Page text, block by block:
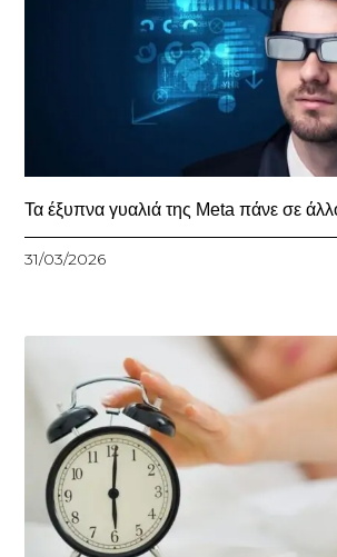
Τα έξυπνα γυαλιά της Meta πάνε σε
31/03/2026